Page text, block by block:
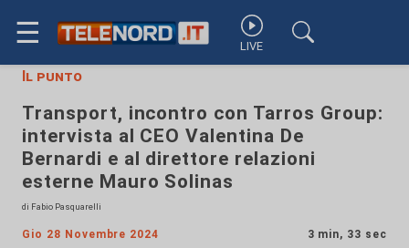
☰ LIVE
Il punto
Transport, incontro con Tarros Group:
intervista al CEO Valentina De
Bernardi e al direttore relazioni
esterne Mauro Solinas
di Fabio Pasquarelli
Gio 28 Novembre 2024 3 min, 33 sec